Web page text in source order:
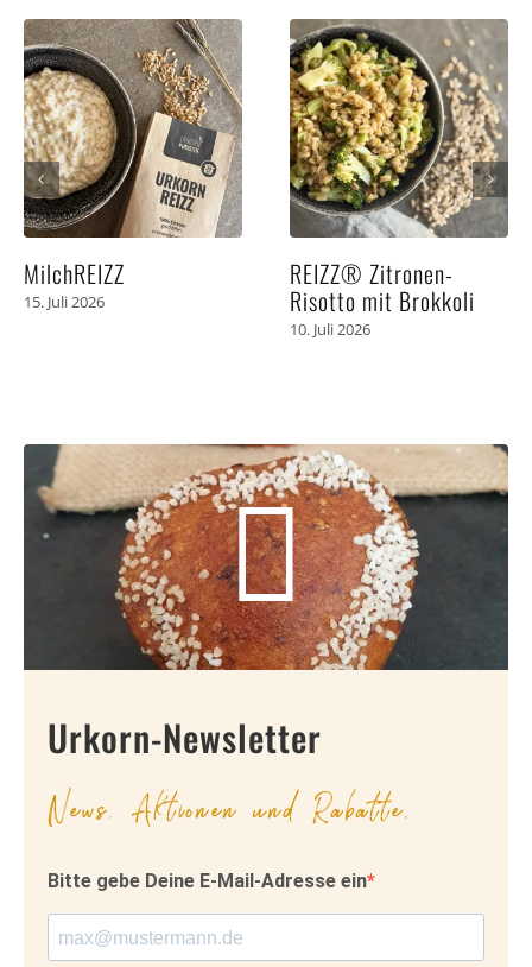
MilchREIZZ
15. Juli 2026
REIZZ® Zitronen-
Risotto mit Brokkoli
10. Juli 2026
Urkorn-Newsletter
News, Aktionen und Rabatte.
Bitte gebe Deine E-Mail-Adresse ein